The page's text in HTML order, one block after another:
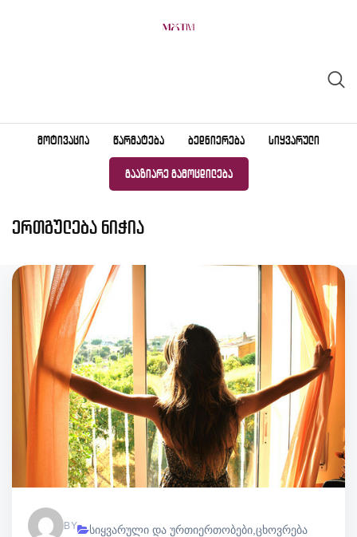
ᲛᲝᲢᲘᲕᲐᲪᲘᲐ ᲬᲐᲠᲛᲐᲢᲔᲑᲐ ᲑᲔᲓᲜᲘᲔᲠᲔᲑᲐ ᲡᲘᲧᲕᲐᲠᲣᲚᲘ
ᲒᲐᲐᲖᲘᲐᲠᲔ ᲒᲐᲛᲝᲪᲓᲘᲚᲔᲑᲐ
ერთგულება ნიჭია
BY სიყვარული და ურთიერთობები ცხოვრება